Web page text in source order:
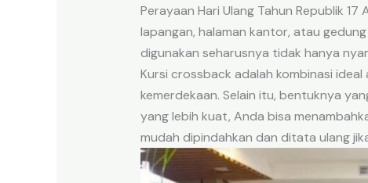
Perayaan Hari Ulang Tahun Republik
lapangan, halaman kantor, atau
digunakan seharusnya tidak hanya
Kursi crossback adalah kombinasi
kemerdekaan. Selain itu, bentuknya
yang lebih kuat, Anda bisa
mudah dipindahkan dan ditata ulang